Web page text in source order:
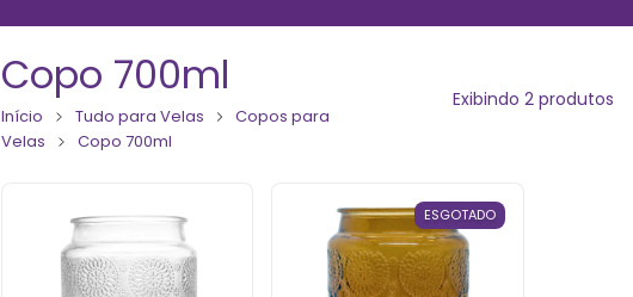
Copo 700ml
Início Tudo para Velas
Copos para
Velas
Copo 700ml
Exibindo 2 produtos
ESGOTADO